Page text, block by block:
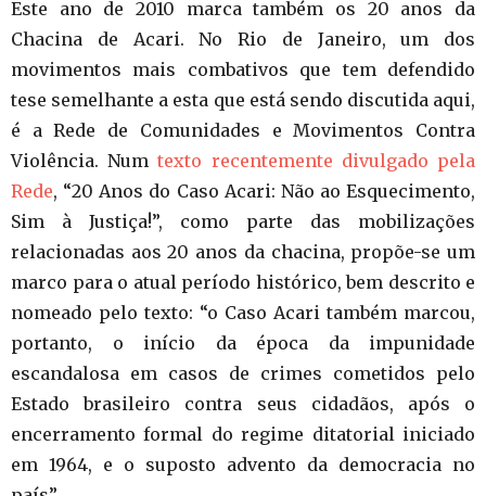
Este ano de 2010 marca também os 20 anos da
Chacina de Acari. No Rio de Janeiro, um dos
movimentos mais combativos que tem defendido
tese semelhante a esta que está sendo discutida aqui,
é a Rede de Comunidades e Movimentos Contra
Violência. Numtexto recentemente divulgado pela
Rede, “20 Anos do Caso Acari: Não ao Esquecimento,
Sim à Justiça!”, como parte das mobilizações
relacionadas aos 20 anos da chacina, propõe-se um
marco para o atual período histórico, bem descrito e
nomeado pelo texto: “o Caso Acari também marcou,
portanto, o início da época da impunidade
escandalosa em casos de crimes cometidos pelo
Estado brasileiro contra seus cidadãos, após o
encerramento formal do regime ditatorial iniciado
em 1964, e o suposto advento da democracia no